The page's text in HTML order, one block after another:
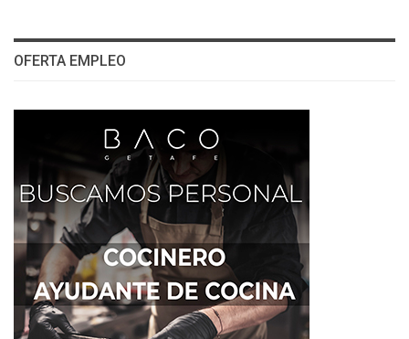
OFERTA EMPLEO